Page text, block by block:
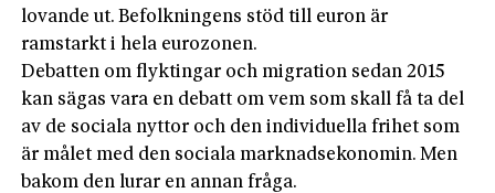
lovande ut. Befolkningens stöd till euron är
ramstarkt i hela eurozonen.
Debatten om flyktingar och migration sedan 2015
kan sägas vara en debatt om vem som skall få ta del
av de sociala nyttor och den individuella frihet som
är målet med den sociala marknadsekonomin. Men
bakom den lurar en annan fråga.